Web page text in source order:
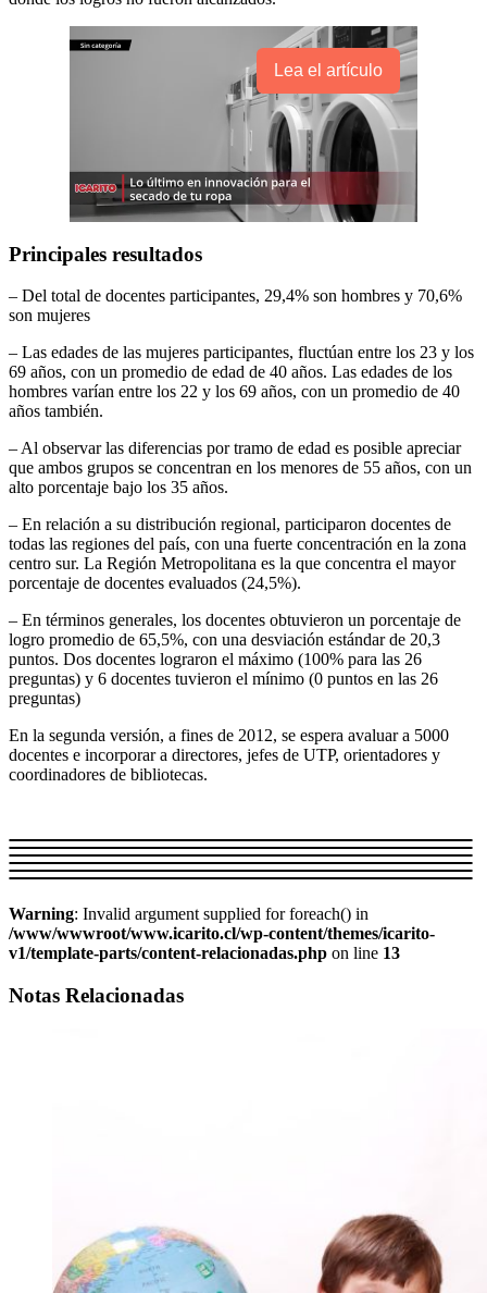
Lea el artículo
Principales resultados
– Del total de docentes participantes, 29,4% son hombres y 70,6%
son mujeres
– Las edades de las mujeres participantes, fluctúan entre los 23 y los
69 años, con un promedio de edad de 40 años. Las edades de los
hombres varían entre los 22 y los 69 años, con un promedio de 40
años también.
– Al observar las diferencias por tramo de edad es posible apreciar
que ambos grupos se concentran en los menores de 55 años, con un
alto porcentaje bajo los 35 años.
– En relación a su distribución regional, participaron docentes de
todas las regiones del país, con una fuerte concentración en la zona
centro sur. La Región Metropolitana es la que concentra el mayor
porcentaje de docentes evaluados (24,5%).
– En términos generales, los docentes obtuvieron un porcentaje de
logro promedio de 65,5%, con una desviación estándar de 20,3
puntos. Dos docentes lograron el máximo (100% para las 26
preguntas) y 6 docentes tuvieron el mínimo (0 puntos en las 26
preguntas)
En la segunda versión, a fines de 2012, se espera avaluar a 5000
docentes e incorporar a directores, jefes de UTP, orientadores y
coordinadores de bibliotecas.
Warning: Invalid argument supplied for foreach() in
/www/wwwroot/www.icarito.cl/wp-content/themes/icarito-
v1/template-parts/content-relacionadas.php on line 13
Notas Relacionadas